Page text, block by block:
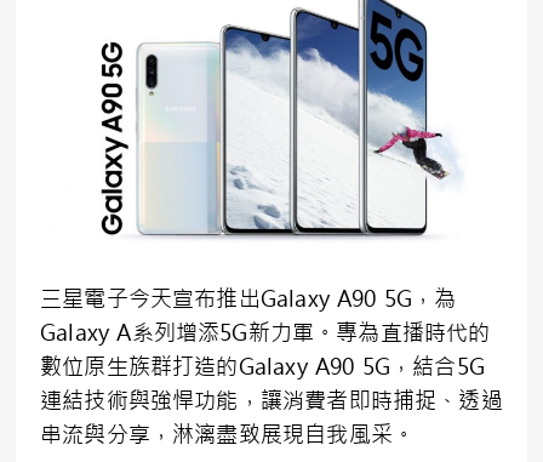
三星電子今天宣布推出Galaxy A90 5G，為
Galaxy A系列增添5G新力軍。專為直播時代的
數位原生族群打造的Galaxy A90 5G，結合5G
連結技術與強悍功能，讓消費者即時捕捉、透過
串流與分享，淋漓盡致展現自我風采。